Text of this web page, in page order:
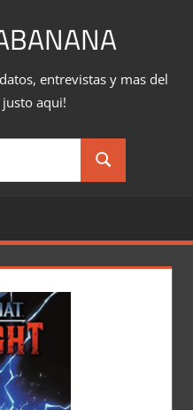
entrevistas y mas del
aqui!
Buscar